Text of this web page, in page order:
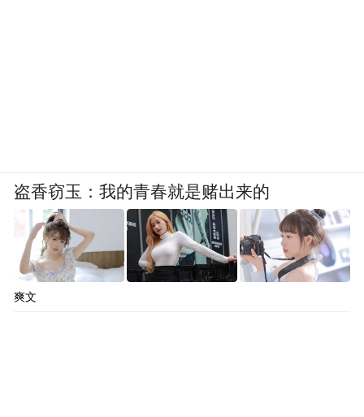
盗香窃玉：我的青春就是赌出来的
爽文